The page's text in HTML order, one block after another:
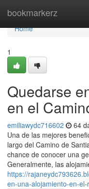
bookmarkerz
Home
Home
1
Quedarse
en el
emiliawydc716602 64
Una de las mejores
largo del Camino de
chance de conocer una
Generalmente, las
https://
en-una-alojamiento-en-